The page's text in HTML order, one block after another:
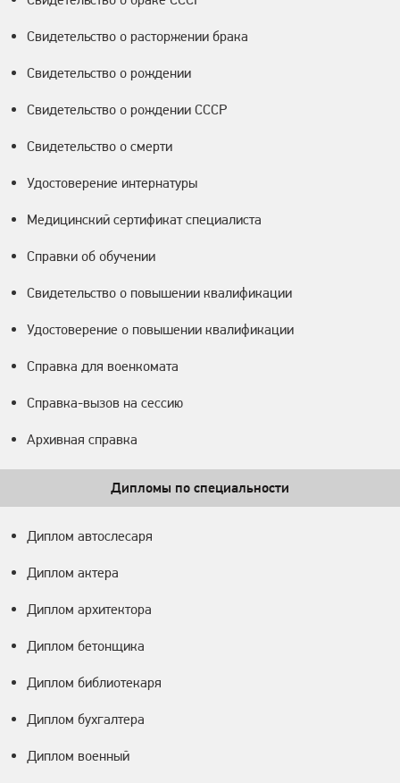
Свидетельство о расторжении брака
Свидетельство о рождении
Свидетельство о рождении СССР
Свидетельство о смерти
Удостоверение интернатуры
Медицинский сертификат специалиста
Справки об обучении
Свидетельство о повышении квалификации
Удостоверение о повышении квалификации
Справка для военкомата
Справка-вызов на сессию
Архивная справка
Дипломы по специальности
Диплом автослесаря
Диплом актера
Диплом архитектора
Диплом бетонщика
Диплом библиотекаря
Диплом бухгалтера
Диплом военный